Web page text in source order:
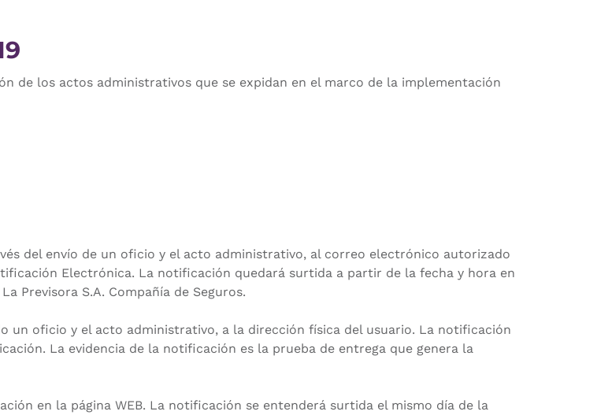
de los actos administrativos que se expidan en el marco de la implementación
del envío de un oficio y el acto administrativo, al correo electrónico autorizado
Electrónica. La notificación quedará surtida a partir de la fecha y hora en
Previsora S.A. Compañía de Seguros.
un oficio y el acto administrativo, a la dirección física del usuario. La notificación
La evidencia de la notificación es la prueba de entrega que genera la
en la página WEB. La notificación se entenderá surtida el mismo día de la